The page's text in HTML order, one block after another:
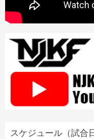
スケジュール（試合